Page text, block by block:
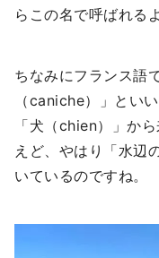
らこの名で呼ばれる
ちなみにフランス語
（caniche）」とい
「犬（chien）」か
えど、やはり「水辺
いているのですね。